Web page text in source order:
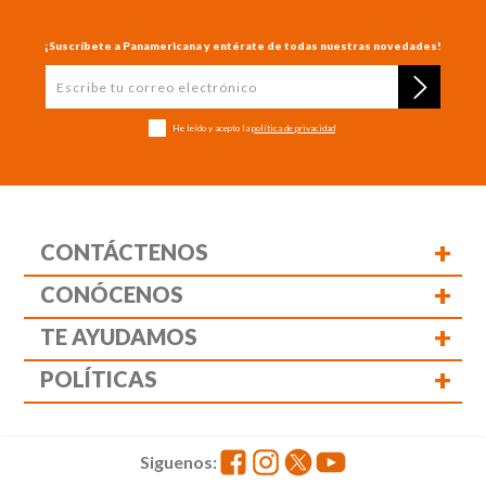
¡Suscríbete a Panamericana y entérate de todas nuestras novedades!
He leído y acepto la política de privacidad
CONTÁCTENOS +
CONÓCENOS +
TE AYUDAMOS +
POLÍTICAS +
Siguenos: